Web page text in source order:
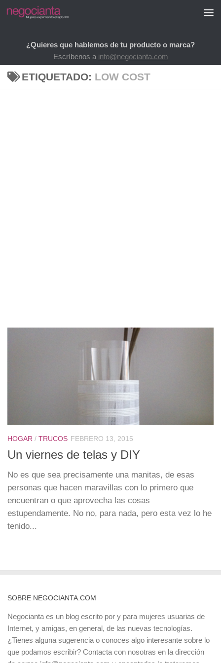
Saltar al contenido
¿Quieres que hablemos de tu producto o marca?
Escríbenos a info@negocianta.com
ETIQUETADO: LOW COST
HOGAR / TRUCOS FEBRERO 13, 2015
Un viernes de telas y DIY
No es que sea precisamente una manitas, de esas
personas que hacen maravillas con lo primero que
encuentran o que aprovecha las cosas
estupendamente. No no, para nada, pero esta vez lo he
tenido...
SOBRE NEGOCIANTA.COM
Negocianta es un blog escrito por y para mujeres usuarias de
Internet, y amigas, en general, de las nuevas tecnologías.
¿Tienes alguna sugerencia o conoces algo interesante sobre lo
que podamos escribir? Contacta con nosotras en la dirección